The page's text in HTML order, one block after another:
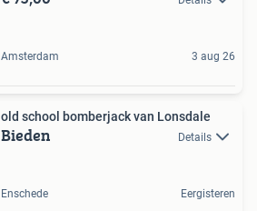
Amsterdam 3 aug 26
old school bomberjack van Lonsdale
Bieden Details
Enschede Eergisteren